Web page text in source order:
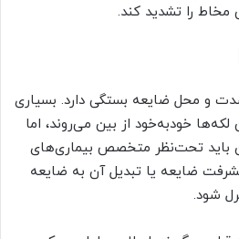
را تشدید کند.
و محل ضایعه بستگی دارد. بسیاری
لکه‌ها خودبه‌خود از بین می‌روند، اما
باید تحت‌نظر متخصص بیماری‌های
ضایعه یا تبدیل آن به ضایعه
شود.